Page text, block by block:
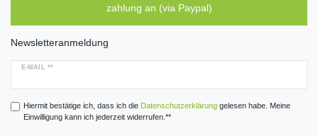
zahlung an (via Paypal)
Newsletteranmeldung
E-MAIL **
Hiermit bestätige ich, dass ich die Daten­schutz­erklärunggelesen habe. Meine
Einwilligung kann ich jederzeit widerrufen.**